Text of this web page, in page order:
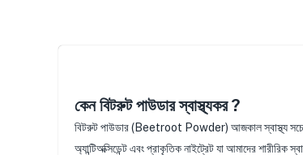
কেন বিটরুট পাউডার স্বাস্থ্যকর ?
বিটরুট পাউডার (Beetroot Powder) আজকাল স্বাস্থ্য সচেতন
অ্যান্টিঅক্সিডেন্ট এবং প্রাকৃতিক নাইট্রেট যা আমাদের